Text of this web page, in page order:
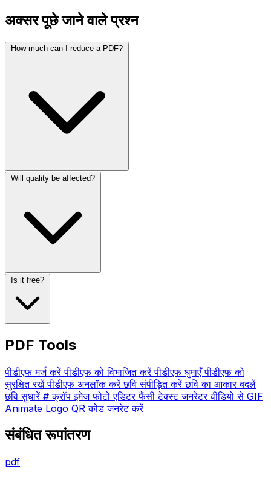
अक्सर पूछे जाने वाले प्रश्न
How much can I reduce a PDF?
Will quality be affected?
Is it free?
PDF Tools
पीडीएफ मर्ज करेंपीडीएफ को विभाजित करेंपीडीएफ घुमाएँपीडीएफ को
सुरक्षित रखेंपीडीएफ अनलॉक करेंछवि संपीड़ित करेंछवि का आकार बदलें
छवि सुधारें # क्रॉप इमेज फोटो एडिटरफैंसी टेक्स्ट जनरेटरवीडियो से GIF
Animate Logo QR कोड जनरेट करें
संबंधित रूपांतरण
pdf